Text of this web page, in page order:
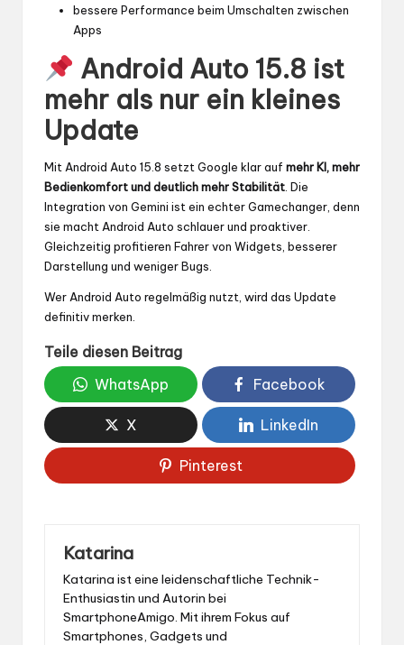
bessere Performance beim Umschalten zwischen
Apps
Android Auto 15.8 ist
mehr als nur ein kleines
Update
Mit Android Auto 15.8 setzt Google klar auf mehr KI, mehr
Bedienkomfort und deutlich mehr Stabilität . Die
Integration von Gemini ist ein echter Gamechanger, denn
sie macht Android Auto schlauer und proaktiver.
Gleichzeitig profitieren Fahrer von Widgets, besserer
Darstellung und weniger Bugs.
Wer Android Auto regelmäßig nutzt, wird das Update
definitiv merken.
Teile diesen Beitrag
WhatsApp
Facebook
X LinkedIn
Pinterest
Katarina
Katarina ist eine leidenschaftliche Technik-
Enthusiastin und Autorin bei
SmartphoneAmigo. Mit ihrem Fokus auf
Smartphones, Gadgets und